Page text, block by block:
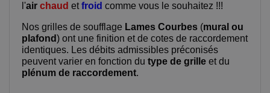
l'air chaud etfroid comme vous le souhaitez !!!
Nos grilles de soufflage Lames Courbes (mural ou
plafond) ont une finition et de cotes de raccordement
identiques. Les débits admissibles préconisés
peuvent varier en fonction du type de grille et du
plénum de raccordement.